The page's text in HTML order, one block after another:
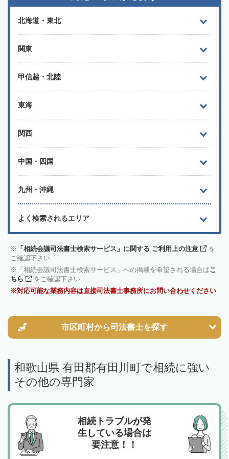
北海道・東北
関東
甲信越・北陸
東海
関西
中国・四国
九州・沖縄
よく検索されるエリア
「相続会議司法書士検索サービス」に関する ご利用上の注意
を
ご確認下さい
「相続会議司法書士検索サービス」への掲載を希望される場合はこ
ちら
をご確認下さい
対応可能な業務内容は直接司法書士事務所にお問い合わせください
市区町村から司法書士を探す
和歌山県 有田郡有田川町で相続に強い
その他の専門家
相続トラブルが発
生している場合は
要注意！！